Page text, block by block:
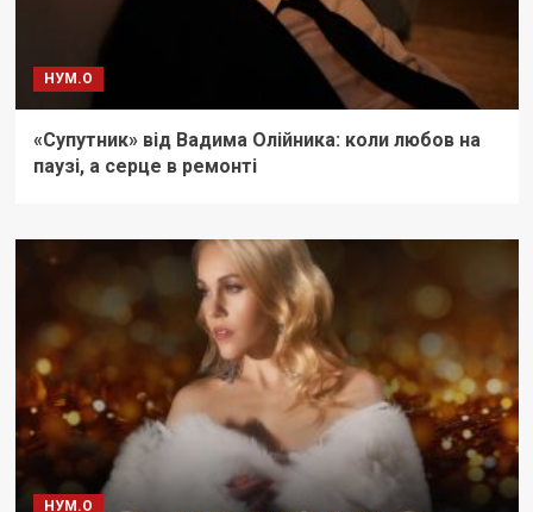
НУМ.О
«Супутник» від Вадима Олійника: коли любов на
паузі, а серце в ремонті
НУМ.О